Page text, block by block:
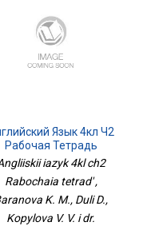
Язык 4кл Ч2
Рабочая Тетрадь
iazyk 4kl ch2
Rabochaia tetrad' ,
K. M., Duli D.,
Kopylova V. V. i dr.